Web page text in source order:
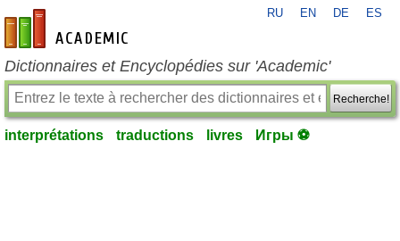
fr-academic.com
RU EN DE ES
Dictionnaires et Encyclopédies sur 'Academic'
Recherche!
interprétations traductions livres Игры ⚽